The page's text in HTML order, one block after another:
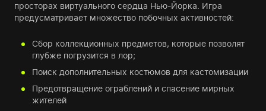
просторах виртуального сердца Нью-Йорка. Игра
предусматривает множество побочных активностей:
Сбор коллекционных предметов, которые позволят
глубже погрузится в лор;
Поиск дополнительных костюмов для кастомизации
Предотвращение ограблений и спасение мирных
жителей